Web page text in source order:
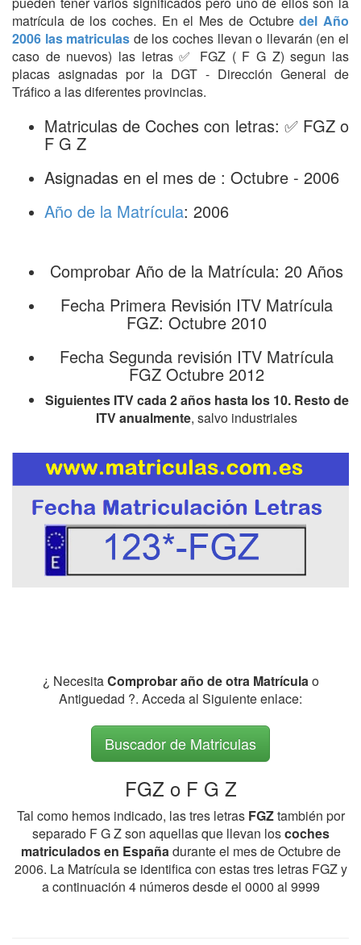
matrícula de los coches. En el Mes de Octubredel Año
2006 las matriculas de los coches llevan o llevarán (en el
caso de nuevos) las letras ✅ FGZ ( F G Z) segun las
placas asignadas por la DGT - Dirección General de
Tráfico a las diferentes provincias.
Matriculas de Coches con letras: ✅ FGZ o
F G Z
Asignadas en el mes de : Octubre - 2006
Año de la Matrícula: 2006
Comprobar Año de la Matrícula: 20 Años
Fecha Primera Revisión ITV Matrícula
FGZ: Octubre 2010
Fecha Segunda revisión ITV Matrícula
FGZ Octubre 2012
Siguientes ITV cada 2 años hasta los 10. Resto de
ITV anualmente, salvo industriales
¿ NecesitaComprobar año de otra Matrículao
Antiguedad ?. Acceda al Siguiente enlace:
Buscador de Matriculas
FGZ o F G Z
Tal como hemos indicado, las tres letras FGZtambién por
separado F G Z son aquellas que llevan loscoches
matriculados en Españadurante el mes de Octubre de
2006. La Matrícula se identifica con estas tres letras FGZ y
a continuación 4 números desde el 0000 al 9999